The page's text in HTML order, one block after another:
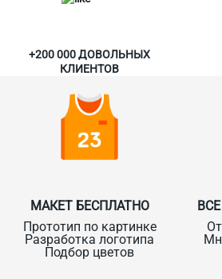
+200 000 ДОВОЛЬНЫХ
КЛИЕНТОВ
МАКЕТ БЕСПЛАТНО
Прототип по картинке
Разработка логотипа
Подбор цветов